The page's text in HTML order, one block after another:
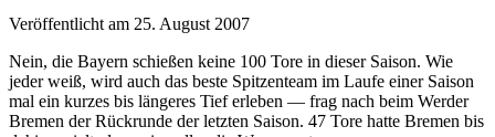
Veröffentlicht am 25. August 2007
Nein, die Bayern schießen keine 100 Tore in dieser Saison. Wie
jeder weiß, wird auch das beste Spitzenteam im Laufe einer Saison
mal ein kurzes bis längeres Tief erleben — frag nach beim Werder
Bremen der Rückrunde der letzten Saison. 47 Tore hatte Bremen bis